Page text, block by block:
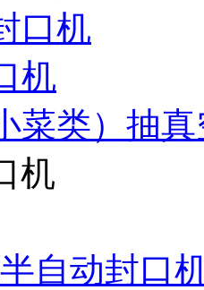
口机
机
菜类）抽
机
自动封口